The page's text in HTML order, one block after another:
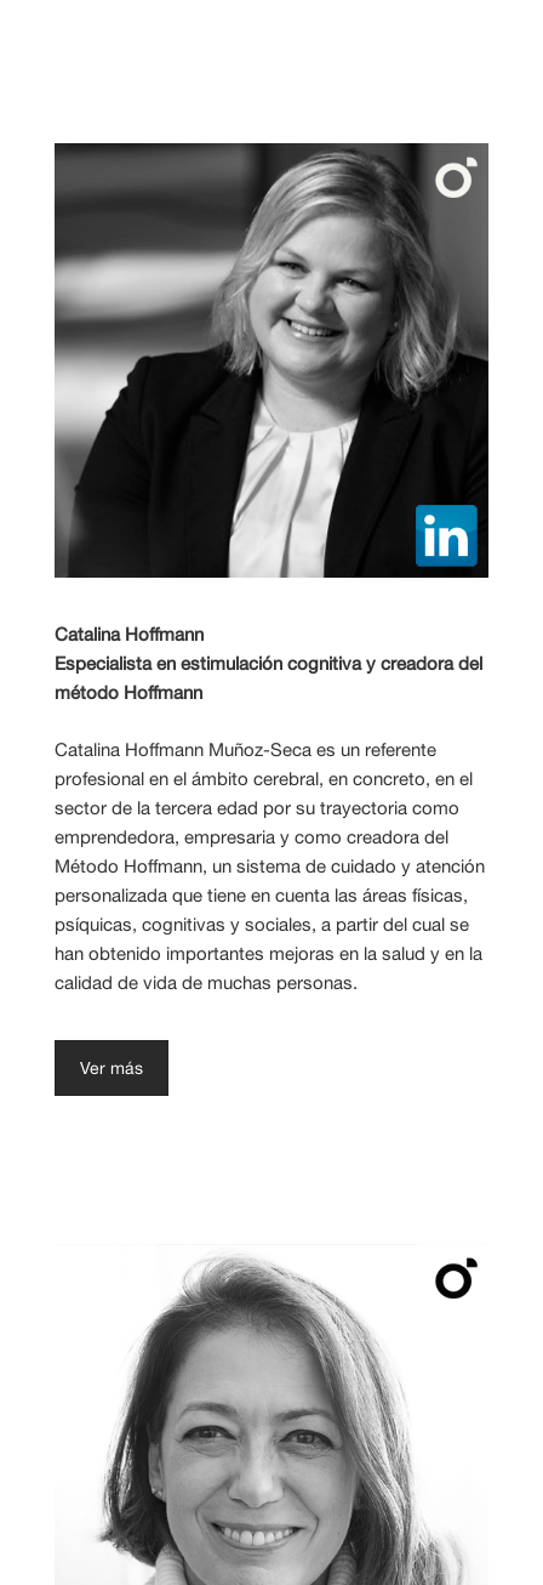
Catalina Hoffmann
Especialista en estimulación cognitiva y creadora del
método Hoffmann
Catalina Hoffmann Muñoz-Seca es un referente
profesional en el ámbito cerebral, en concreto, en el
sector de la tercera edad por su trayectoria como
emprendedora, empresaria y como creadora del
Método Hoffmann, un sistema de cuidado y atención
personalizada que tiene en cuenta las áreas físicas,
psíquicas, cognitivas y sociales, a partir del cual se
han obtenido importantes mejoras en la salud y en la
calidad de vida de muchas personas.
Ver más